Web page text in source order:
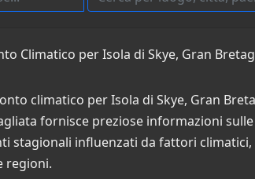
Climatico per Isola di Skye, Gran
climatico per Isola di Skye, Gran
fornisce preziose informazioni
stagionali influenzati da fattori
regioni.